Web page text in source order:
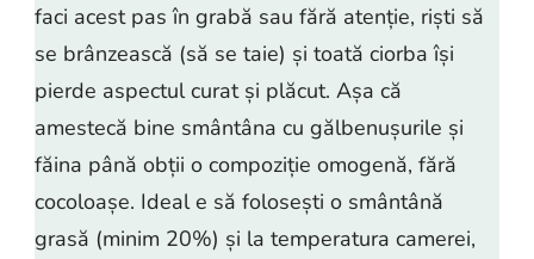
faci acest pas în grabă sau fără atenție, riști să
se brânzească (să se taie) și toată ciorba își
pierde aspectul curat și plăcut. Așa că
amestecă bine smântâna cu gălbenușurile și
făina până obții o compoziție omogenă, fără
cocoloașe. Ideal e să folosești o smântână
grasă (minim 20%) și la temperatura camerei,